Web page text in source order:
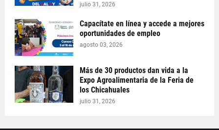
julio 31, 2026
Capacítate en línea y accede a mejores
oportunidades de empleo
agosto 03, 2026
Más de 30 productos dan vida a la
Expo Agroalimentaria de la Feria de
los Chicahuales
julio 31, 2026